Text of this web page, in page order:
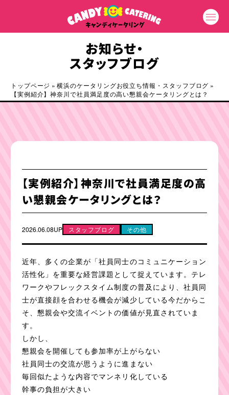
お知らせ・
スタッフブログ
トップページ »横浜のケータリングお役立ち情報・スタッフブログ »
【実例紹介】神奈川で社員満足度の高い懇親会ケータリングとは？
【実例紹介】神奈川で社員満足度の高
い懇親会ケータリングとは？
2026.06.08UP スタッフブログ その他
近年、多くの企業が「社員同士のコミュニケーション
活性化」を重要な経営課題として捉えています。テレ
ワークやフレックスタイム制度の普及により、社員同
士が直接顔を合わせる機会が減少している今だからこ
そ、懇親会や交流イベントの価値が見直されていま
す。
しかし、
懇親会を開催しても参加率が上がらない
社員同士の交流が思うように進まない
毎回似たような内容でマンネリ化している
幹事の負担が大きい